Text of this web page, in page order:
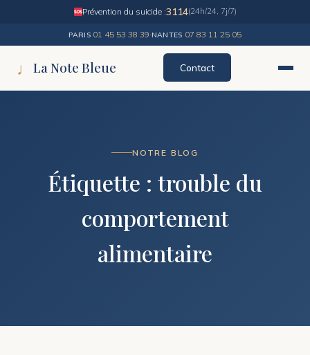
Prévention du suicide :3114(24h/24, 7j/7)
PARIS 01 45 53 38 39·NANTES 07 83 11 25 05
♩ La Note Bleue Contact
NOTRE BLOG
Étiquette : trouble du
comportement
alimentaire